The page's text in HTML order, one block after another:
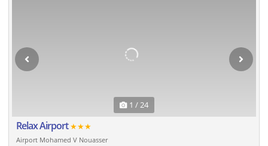
1 / 24
Relax Airport★★★
Airport Mohamed V Nouasser